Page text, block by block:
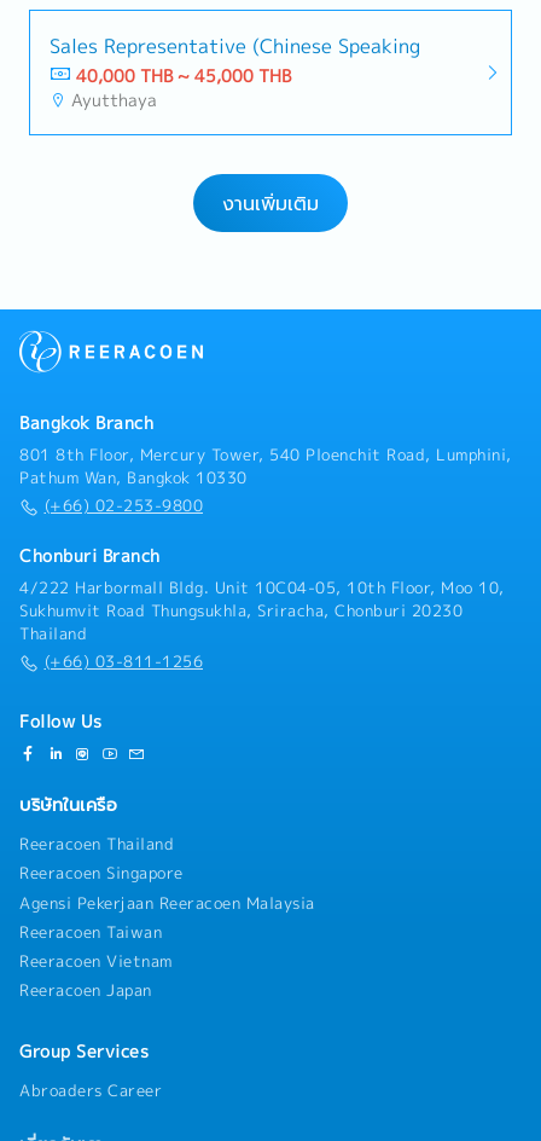
Sales Representative (Chinese Speaking
40,000 THB ~ 45,000 THB
Ayutthaya
งานเพิ่มเติม
Bangkok Branch
801 8th Floor, Mercury Tower, 540 Ploenchit Road, Lumphini,
Pathum Wan, Bangkok 10330
(+66) 02-253-9800
Chonburi Branch
4/222 Harbormall Bldg. Unit 10C04-05, 10th Floor, Moo 10,
Sukhumvit Road Thungsukhla, Sriracha, Chonburi 20230
Thailand
(+66) 03-811-1256
Follow Us
บริษัทในเครือ
Reeracoen Thailand
Reeracoen Singapore
Agensi Pekerjaan Reeracoen Malaysia
Reeracoen Taiwan
Reeracoen Vietnam
Reeracoen Japan
Group Services
Abroaders Career